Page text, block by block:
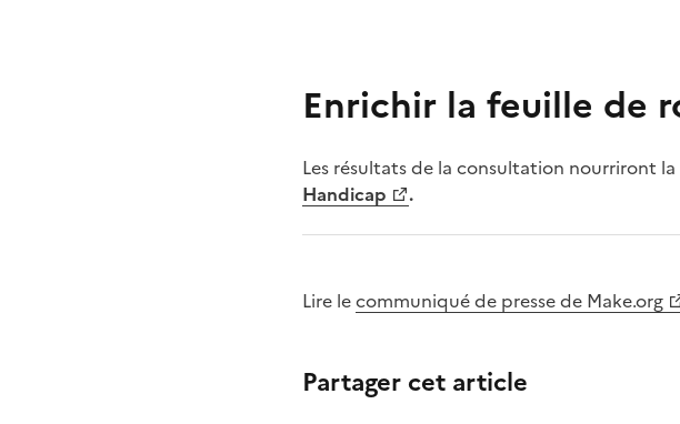
Enrichir la feuille de
Les résultats de la consultation nourriront
Handicap
.
Lire lecommuniqué de presse de Make.org
Partager cet article